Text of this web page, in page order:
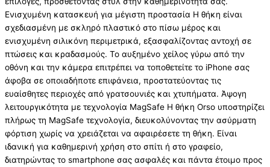
Ενισχυμένη κατασκευή για μέγιστη προστασία Η θήκη είναι
σχεδιασμένη με σκληρό πλαστικό στο πίσω μέρος και
ενισχυμένη σιλικόνη περιμετρικά, εξασφαλίζοντας αντοχή σε
πτώσεις και κραδασμούς. Το αυξημένο χείλος γύρω από την
οθόνη και την κάμερα επιτρέπει να τοποθετείτε το iPhone σας
άφοβα σε οποιαδήποτε επιφάνεια, προστατεύοντας τις
ευαίσθητες περιοχές από γρατσουνιές και χτυπήματα. Άψογη
λειτουργικότητα με τεχνολογία MagSafe Η θήκη Orso υποστηρίζει
πλήρως τη MagSafe τεχνολογία, διευκολύνοντας την ασύρματη
φόρτιση χωρίς να χρειάζεται να αφαιρέσετε τη θήκη. Είναι
ιδανική για καθημερινή χρήση στο σπίτι ή στο γραφείο,
διατηρώντας το smartphone σας ασφαλές και πάντα έτοιμο προς